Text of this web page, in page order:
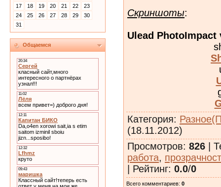
17
18 19 20 21 22
23
24
25 26 27 28 29
30
31
Общаемся
Скриншоты:
Ulead PhotoImpact
Категория:
(18.11.2012)
Просмотров: 826 |
работа,
| Рейтинг: 0.0/0
Всего комментариев: 0